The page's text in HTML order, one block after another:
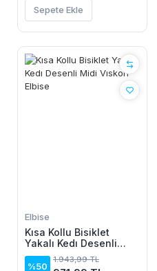
Sepete Ekle
Elbise
Kısa Kollu Bisiklet
Yakalı Kedı Desenli
Midi Vıskon Elbise
%50
1.943,99 TL